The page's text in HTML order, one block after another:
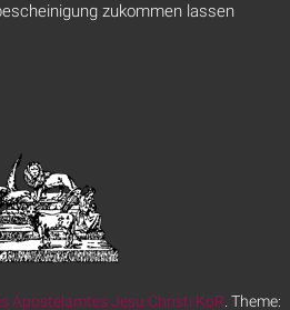
zukommen lassen
Apostelamtes Jesu Christi KöR. Theme: